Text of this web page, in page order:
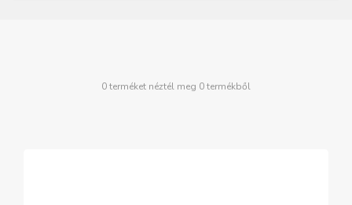
0 terméket néztél meg 0 termékből